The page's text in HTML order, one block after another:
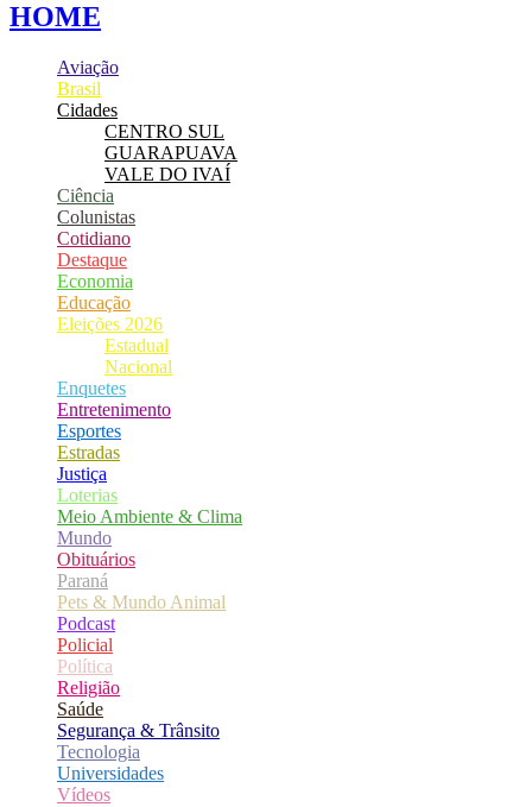
HOME
Aviação
Brasil
Cidades
CENTRO SUL
GUARAPUAVA
VALE DO IVAÍ
Ciência
Colunistas
Cotidiano
Destaque
Economia
Educação
Eleições 2026
Estadual
Nacional
Enquetes
Entretenimento
Esportes
Estradas
Justiça
Loterias
Meio Ambiente & Clima
Mundo
Obituários
Paraná
Pets & Mundo Animal
Podcast
Policial
Política
Religião
Saúde
Segurança & Trânsito
Tecnologia
Universidades
Vídeos